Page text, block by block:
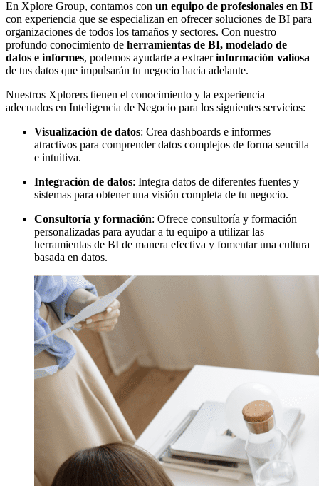
En Xplore Group, contamos con un equipo de profesionales en BI
con experiencia que se especializan en ofrecer soluciones de BI para
organizaciones de todos los tamaños y sectores. Con nuestro
profundo conocimiento de herramientas de BI, modelado de
datos e informes, podemos ayudarte a extraerinformación valiosa
de tus datos que impulsarán tu negocio hacia adelante.
Nuestros Xplorers tienen el conocimiento y la experiencia
adecuados en Inteligencia de Negocio para los siguientes servicios:
Visualización de datos: Crea dashboards e informes
atractivos para comprender datos complejos de forma sencilla
e intuitiva.
Integración de datos: Integra datos de diferentes fuentes y
sistemas para obtener una visión completa de tu negocio.
Consultoría y formación: Ofrece consultoría y formación
personalizadas para ayudar a tu equipo a utilizar las
herramientas de BI de manera efectiva y fomentar una cultura
basada en datos.